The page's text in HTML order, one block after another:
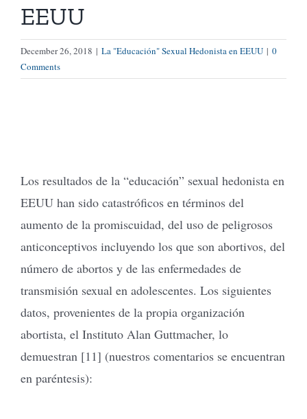
Buscar
EEUU
December 26, 2018 | La "Educación" Sexual Hedonista en EEUU | 0
Comments
Los resultados de la “educación” sexual hedonista en
EEUU han sido catastróficos en términos del
aumento de la promiscuidad, del uso de peligrosos
anticonceptivos incluyendo los que son abortivos, del
número de abortos y de las enfermedades de
transmisión sexual en adolescentes. Los siguientes
datos, provenientes de la propia organización
abortista, el Instituto Alan Guttmacher, lo
demuestran [11] (nuestros comentarios se encuentran
en paréntesis):